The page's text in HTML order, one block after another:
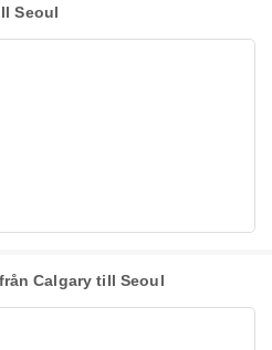
Seoul
Calgary till Seoul